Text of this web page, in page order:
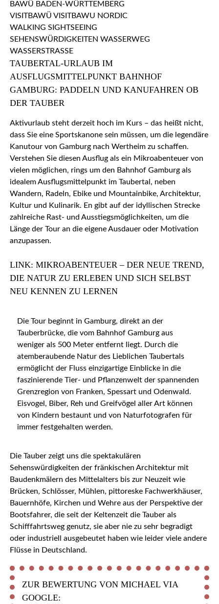
TAUBERTAL-URLAUB IM
AUSFLUGSMITTELPUNKT BAHNHOF
GAMBURG: PADDELN UND KANUFAHREN OB
DER TAUBER
Aktivurlaub steht derzeit hoch im Kurs – das heißt nicht,
dass Sie eine Sportskanone sein müssen, um die legendäre
Kanutour von Gamburg nach Wertheim zu schaffen.
Verstehen Sie diesen Ausflug als ein Mikroabenteuer von
vielen möglichen, rings um den Bahnhof Gamburg als
idealem Ausflugsmittelpunkt im Taubertal, neben
Wandern, Radeln, Ebike und Mountainbike, Architektur,
Kultur und Kulinarik. En gibt auf der idyllischen Strecke
zahlreiche Rast- und Ausstiegsmöglichkeiten, um die
Länge der Tour an die eigene Ausdauer oder Motivation
anzupassen.
LINK: MIKROABENTEUER – DER NEUE TREND,
DIE NATUR ZU ERLEBEN UND SICH SELBST
NEU KENNEN ZU LERNEN
Die Tour beginnt in Gamburg, direkt an der
Tauberbrücke, die vom Bahnhof Gamburg aus
weniger als 500 Meter entfernt liegt. Durch die
atemberaubende Natur des Lieblichen Taubertals
ermöglicht der Fluss einzigartige Einblicke in die
faszinierende Tier- und Pflanzenwelt der spannenden
Grenzregion von Franken, Spessart und Odenwald.
Eisvogel, Biber, Reh und Greifvögel aller Art können
von Kindern bestaunt und von Naturfotografen für
immer festgehalten werden.
Die Tauber zeigt uns die spektakulären
Sehenswürdigkeiten der fränkischen Architektur mit
Baudenkmälern des Mittelalters bis zur Neuzeit wie
Brücken, Schlösser, Mühlen, pittoreske Fachwerkhäuser,
Bauernhöfe, Kirchen und Wehre aus der Perspektive der
Bootsfahrer, die seit der Keltenzeit die Tauber als
Schifffahrtsweg genutz, sie aber nie zu sehr begradigt
oder industriell ausgebeutet haben wie leider viele andere
Flüsse in Deutschland.
ZUR BEWERTUNG VON MICHAEL VIA
GOOGLE: